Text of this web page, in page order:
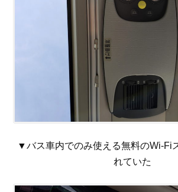
▼バス車内でのみ使える無料のWi-Fi
れていた